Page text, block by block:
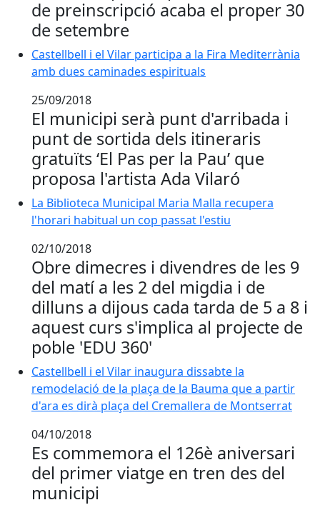
de preinscripció acaba el proper 30
de setembre
Castellbell i el Vilar participa a la Fira Mediterrània
Castellbell i el Vilar participa a la Fira Mediterrània
amb dues caminades espirituals
25/09/2018
El municipi serà punt d'arribada i
punt de sortida dels itineraris
gratuïts ‘El Pas per la Pau’ que
proposa l'artista Ada Vilaró
La Biblioteca Municipal Maria Malla recupera
l'horari habitual un cop passat l'estiu
02/10/2018
Obre dimecres i divendres de les 9
del matí a les 2 del migdia i de
dilluns a dijous cada tarda de 5 a 8 i
aquest curs s'implica al projecte de
poble 'EDU 360'
Castellbell i el Vilar inaugura dissabte la
Castellbell i el Vilar inaugura dissabte la
remodelació de la plaça de la Bauma que a partir
d'ara es dirà plaça del Cremallera de Montserrat
04/10/2018
Es commemora el 126è aniversari
del primer viatge en tren des del
municipi